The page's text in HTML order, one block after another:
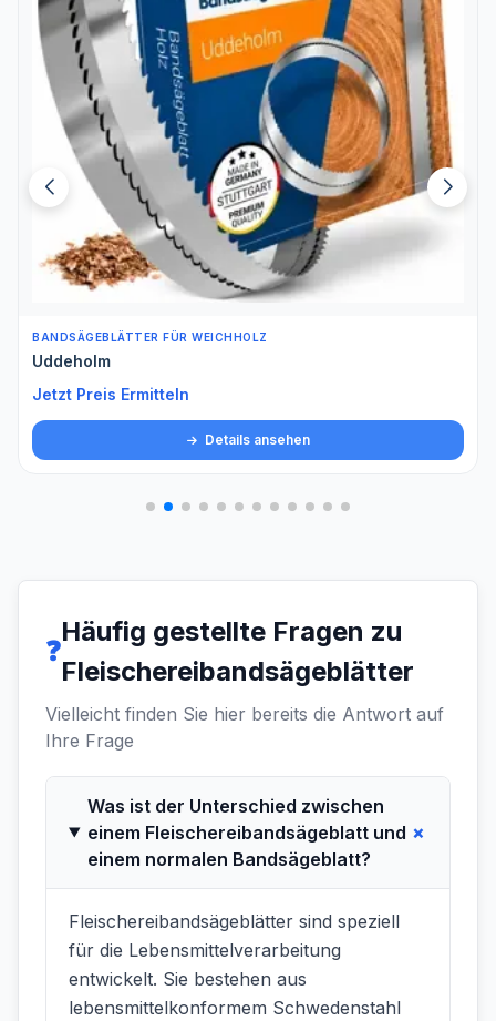
BANDSÄGEBLÄTTER FÜR WEICHHOLZ
Uddeholm
Jetzt Preis Ermitteln
Details ansehen
❓
Häufig gestellte Fragen zu
Fleischereibandsägeblätter
Vielleicht finden Sie hier bereits die Antwort auf
Ihre Frage
Was ist der Unterschied zwischen
einem Fleischereibandsägeblatt und
einem normalen Bandsägeblatt?
+
Fleischereibandsägeblätter sind speziell
für die Lebensmittelverarbeitung
entwickelt. Sie bestehen aus
lebensmittelkonformem Schwedenstahl